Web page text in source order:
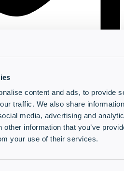
content and ads, to provide
traffic. We also share
media, advertising and
information that you’ve
your use of their services.